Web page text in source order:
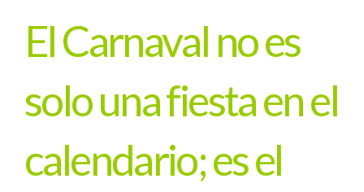
El Carnaval no es
solo una fiesta en el
calendario; es el